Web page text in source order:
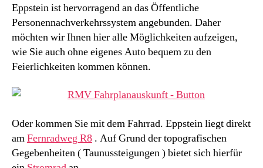
Eppstein ist hervorragend an das Öffentliche
Personennachverkehrssystem angebunden. Daher
möchten wir Ihnen hier alle Möglichkeiten aufzeigen,
wie Sie auch ohne eigenes Auto bequem zu den
Feierlichkeiten kommen können.
Oder kommen Sie mit dem Fahrrad. Eppstein liegt direkt
amFernradweg R8 . Auf Grund der topografischen
Gegebenheiten ( Taunussteigungen ) bietet sich hierfür